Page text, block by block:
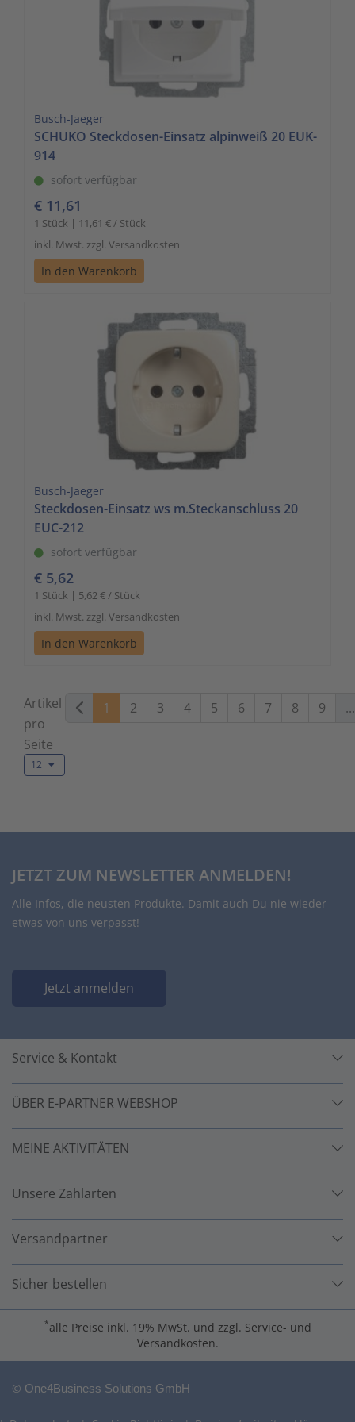
Busch-Jaeger
SCHUKO Steckdosen-Einsatz alpinweiß 20 EUK-
914
sofort verfügbar
€ 11,61
1 Stück | 11,61 € / Stück
inkl. Mwst. zzgl. Versandkosten
In den Warenkorb
Busch-Jaeger
Steckdosen-Einsatz ws m.Steckanschluss 20
EUC-212
sofort verfügbar
€ 5,62
1 Stück | 5,62 € / Stück
inkl. Mwst. zzgl. Versandkosten
In den Warenkorb
Artikel
pro
Seite
12
1 2 3 4 5 6 7 8 9 ...
JETZT ZUM NEWSLETTER ANMELDEN!
Alle Infos, die neusten Produkte. Damit auch Du nie wieder
etwas von uns verpasst!
Jetzt anmelden
Service & Kontakt
ÜBER E-PARTNER WEBSHOP
MEINE AKTIVITÄTEN
Unsere Zahlarten
Versandpartner
Sicher bestellen
*alle Preise inkl. 19% MwSt. und zzgl. Service- und
Versandkosten.
© One4Business Solutions GmbH